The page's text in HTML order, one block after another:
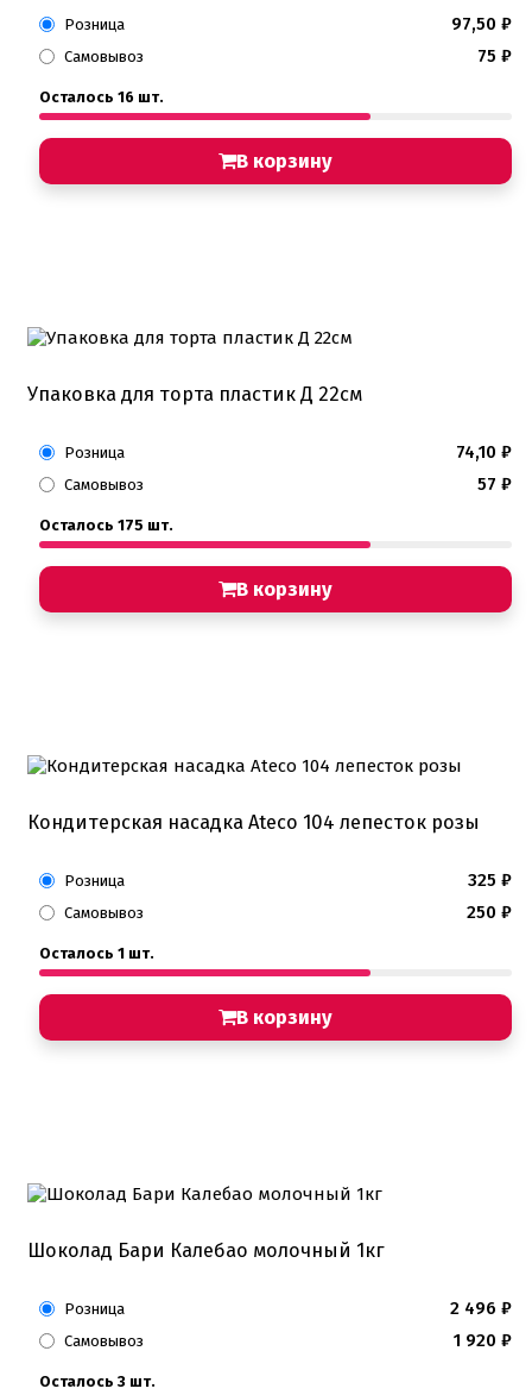
Розница 97,50 ₽
Самовывоз 75 ₽
Осталось 16 шт.
В корзину
Упаковка для торта пластик Д 22см
Розница 74,10 ₽
Самовывоз 57 ₽
Осталось 175 шт.
В корзину
Кондитерская насадка Ateco 104 лепесток розы
Розница 325 ₽
Самовывоз 250 ₽
Осталось 1 шт.
В корзину
Шоколад Бари Калебао молочный 1кг
Розница 2 496 ₽
Самовывоз 1 920 ₽
Осталось 3 шт.